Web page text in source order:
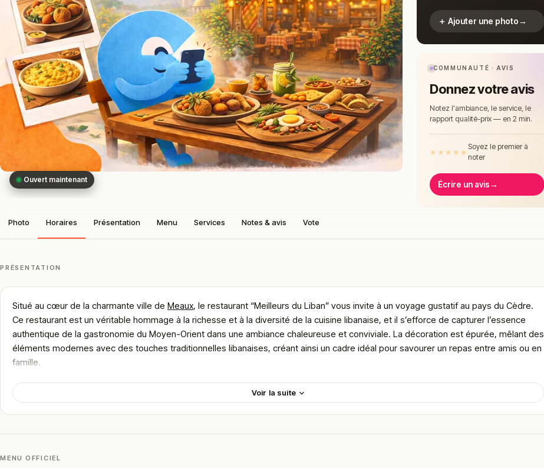
Ouvert maintenant
＋ Ajouter une photo→
COMMUNAUTÉ · AVIS
Donnez votre avis
Notez l'ambiance, le service, le
rapport qualité-prix — en 2 min.
★ ★ ★ ★ ★
Soyez le premier à
noter
Écrire un avis→
Photo Horaires Présentation Menu Services Notes & avis Vote
PRÉSENTATION
Situé au cœur de la charmante ville de Meaux, le restaurant “Meilleurs du Liban” vous invite à un voyage gustatif au pays du Cèdre.
Ce restaurant est un véritable hommage à la richesse et à la diversité de la cuisine libanaise, et il s’efforce de capturer l’essence
authentique de la gastronomie du Moyen-Orient dans une ambiance chaleureuse et conviviale. La décoration est épurée, mêlant des
éléments modernes avec des touches traditionnelles libanaises, créant ainsi un cadre idéal pour savourer un repas entre amis ou en
famille.
Dès que vous franchissez la porte, vous êtes accueillis par des arômes envoûtants qui éveillent immédiatement vos papilles.
L’accueil y est chaleureux, et l’équipe se montre attentive à vos besoins, soucieuse de vous offrir une expérience culinaire
Voir la suite
MENU OFFICIEL